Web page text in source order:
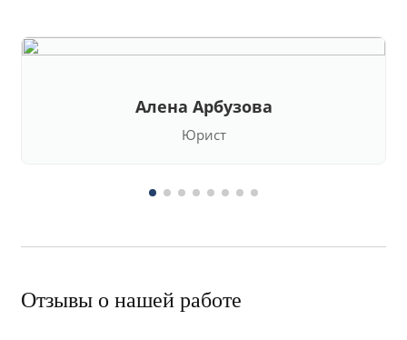
Алена Арбузова
Юрист
Отзывы о нашей работе